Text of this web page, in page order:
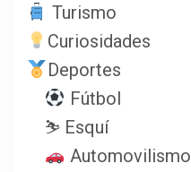
Turismo
Curiosidades
Deportes
Fútbol
⛷️ Esquí
Automovilismo